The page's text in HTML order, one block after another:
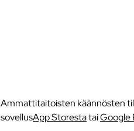
Ammattitaitoisten käännösten
sovellusApp StorestataiGoogle